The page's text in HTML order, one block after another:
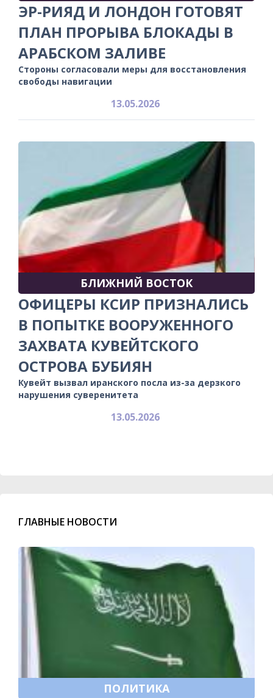
ЭР-РИЯД И ЛОНДОН ГОТОВЯТ
ПЛАН ПРОРЫВА БЛОКАДЫ В
АРАБСКОМ ЗАЛИВЕ
Стороны согласовали меры для восстановления
свободы навигации
13.05.2026
БЛИЖНИЙ ВОСТОК
ОФИЦЕРЫ КСИР ПРИЗНАЛИСЬ
В ПОПЫТКЕ ВООРУЖЕННОГО
ЗАХВАТА КУВЕЙТСКОГО
ОСТРОВА БУБИЯН
Кувейт вызвал иранского посла из-за дерзкого
нарушения суверенитета
13.05.2026
ГЛАВНЫЕ НОВОСТИ
ПОЛИТИКА